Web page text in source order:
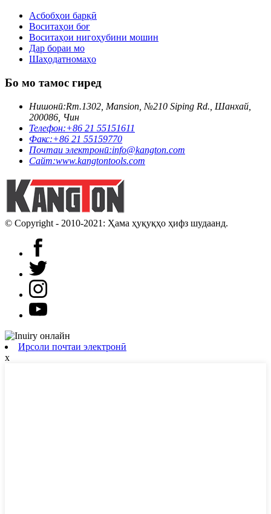
Асбобҳои барқӣ
Воситаҳои боғ
Воситаҳои нигоҳубини мошин
Дар бораи мо
Шаҳодатномаҳо
Бо мо тамос гиред
Нишонӣ:Rm.1302, Mansion, №210 Siping Rd., Шанхай,
200086, Чин
Телефон:+86 21 55151611
Факс:+86 21 55159770
Почтаи электронӣ:info@kangton.com
Сайт:www.kangtontools.com
© Copyright - 2010-2021: Ҳама ҳуқуқҳо ҳифз шудаанд.
Ирсоли почтаи электронӣ
x